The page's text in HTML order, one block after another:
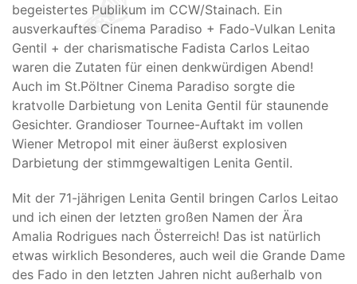
begeistertes Publikum im CCW/Stainach. Ein
ausverkauftes Cinema Paradiso + Fado-Vulkan Lenita
Gentil + der charismatische Fadista Carlos Leitao
waren die Zutaten für einen denkwürdigen Abend!
Auch im St.Pöltner Cinema Paradiso sorgte die
kratvolle Darbietung von Lenita Gentil für staunende
Gesichter. Grandioser Tournee-Auftakt im vollen
Wiener Metropol mit einer äußerst explosiven
Darbietung der stimmgewaltigen Lenita Gentil.
Mit der 71-jährigen Lenita Gentil bringen Carlos Leitao
und ich einen der letzten großen Namen der Ära
Amalia Rodrigues nach Österreich! Das ist natürlich
etwas wirklich Besonderes, auch weil die Grande Dame
des Fado in den letzten Jahren nicht außerhalb von